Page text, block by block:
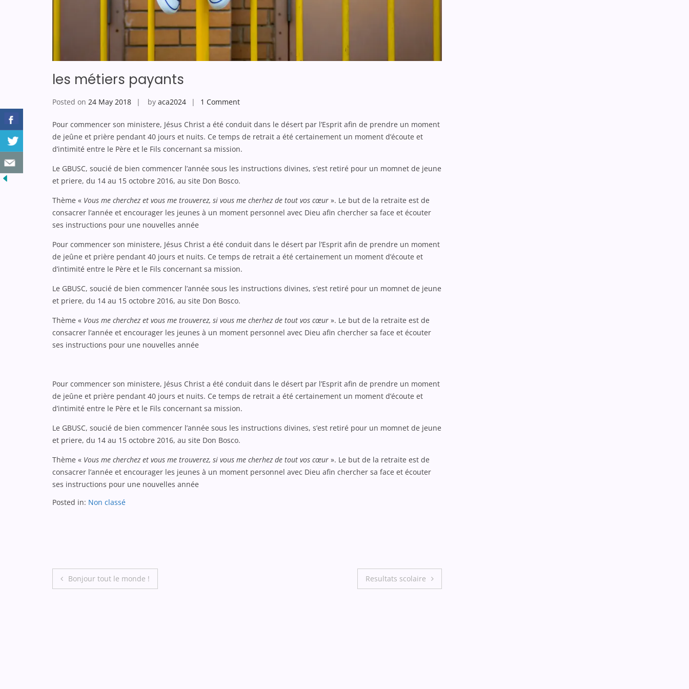
les métiers payants
Posted on 24 May 2018 by aca2024 1 Commenton
métiers
payants
Pour commencer son ministere, Jésus Christ a été conduit dans le désert par l’Esprit afin de prendre un moment
de jeûne et prière pendant 40 jours et nuits. Ce temps de retrait a été certainement un moment d’écoute et
d’intimité entre le Père et le Fils concernant sa mission.
Le GBUSC, soucié de bien commencer l’année sous les instructions divines, s’est retiré pour un momnet de jeune
et priere, du 14 au 15 octobre 2016, au site Don Bosco.
Thème « Vous me cherchez et vous me trouverez, si vous me cherhez de tout vos cœur ». Le but de la retraite est de
consacrer l’année et encourager les jeunes à un moment personnel avec Dieu afin chercher sa face et écouter
ses instructions pour une nouvelles année
Pour commencer son ministere, Jésus Christ a été conduit dans le désert par l’Esprit afin de prendre un moment
de jeûne et prière pendant 40 jours et nuits. Ce temps de retrait a été certainement un moment d’écoute et
d’intimité entre le Père et le Fils concernant sa mission.
Le GBUSC, soucié de bien commencer l’année sous les instructions divines, s’est retiré pour un momnet de jeune
et priere, du 14 au 15 octobre 2016, au site Don Bosco.
Thème « Vous me cherchez et vous me trouverez, si vous me cherhez de tout vos cœur ». Le but de la retraite est de
consacrer l’année et encourager les jeunes à un moment personnel avec Dieu afin chercher sa face et écouter
ses instructions pour une nouvelles année
Pour commencer son ministere, Jésus Christ a été conduit dans le désert par l’Esprit afin de prendre un moment
de jeûne et prière pendant 40 jours et nuits. Ce temps de retrait a été certainement un moment d’écoute et
d’intimité entre le Père et le Fils concernant sa mission.
Le GBUSC, soucié de bien commencer l’année sous les instructions divines, s’est retiré pour un momnet de jeune
et priere, du 14 au 15 octobre 2016, au site Don Bosco.
Thème « Vous me cherchez et vous me trouverez, si vous me cherhez de tout vos cœur ». Le but de la retraite est de
consacrer l’année et encourager les jeunes à un moment personnel avec Dieu afin chercher sa face et écouter
ses instructions pour une nouvelles année
Posted in: Non classé
Post
Bonjour tout le monde ! Resultats scolaire